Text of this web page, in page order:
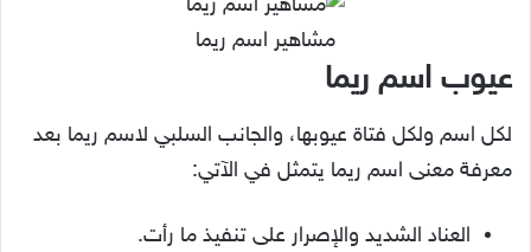
مشاهير اسم ريما
عيوب اسم ريما
لكل اسم ولكل فتاة عيوبها، والجانب السلبي لاسم ريما بعد
معرفة معنى اسم ريما يتمثل في الآتي:
العناد الشديد والإصرار على تنفيذ ما رأت.